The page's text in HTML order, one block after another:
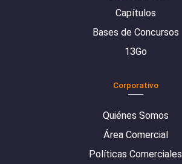
Capítulos
Bases de Concursos
13Go
Corporativo
Quiénes Somos
Área Comercial
Políticas Comerciales